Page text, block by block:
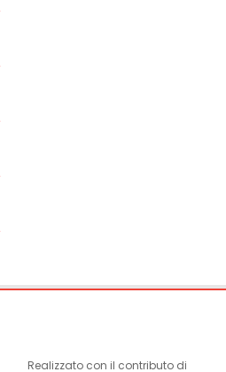
Realizzato con il contributo di